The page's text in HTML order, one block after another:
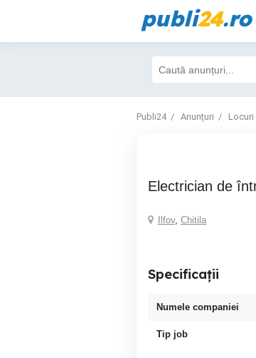
publi24.ro
Publi24 Anunțuri Locuri
Electrician de
Ilfov, Chitila
Specificații
Numele companiei
Tip job